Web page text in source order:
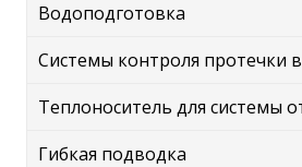
Водоподготовка
Системы контроля протечки
Теплоноситель для системы
Гибкая подводка